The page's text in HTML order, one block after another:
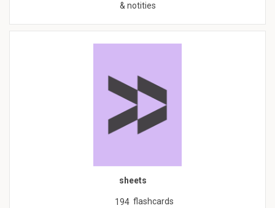
& notities
sheets
194 flashcards